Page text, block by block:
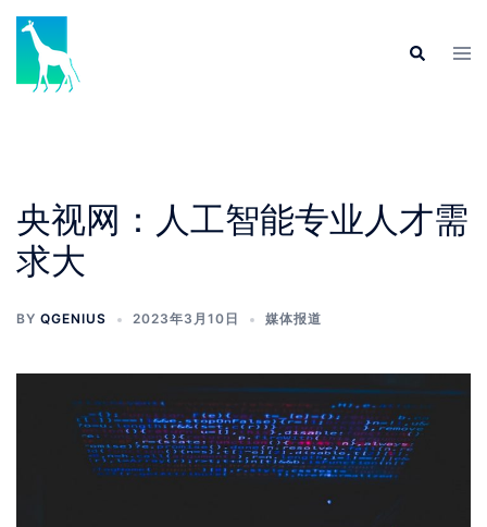
央视网：人工智能专业人才需
求大
BY QGENIUS 2023年3月10日 媒体报道